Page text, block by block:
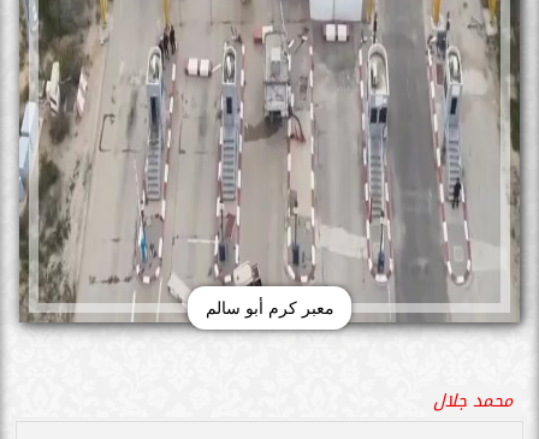
معبر كرم أبو سالم
محمد جلال